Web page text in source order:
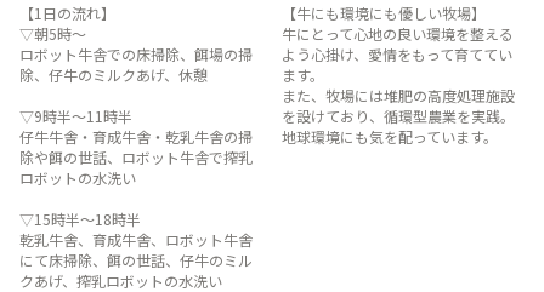
【1日の流れ】
▽朝5時～
ロボット牛舎での床掃除、餌場の掃
除、仔牛のミルクあげ、休憩
▽9時半～11時半
仔牛牛舎・育成牛舎・乾乳牛舎の掃
除や餌の世話、ロボット牛舎で搾乳
ロボットの水洗い
▽15時半～18時半
乾乳牛舎、育成牛舎、ロボット牛舎
にて床掃除、餌の世話、仔牛のミル
クあげ、搾乳ロボットの水洗い
【牛にも環境にも優しい牧場】
牛にとって心地の良い環境を整える
よう心掛け、愛情をもって育ててい
ます。
また、牧場には堆肥の高度処理施設
を設けており、循環型農業を実践。
地球環境にも気を配っています。